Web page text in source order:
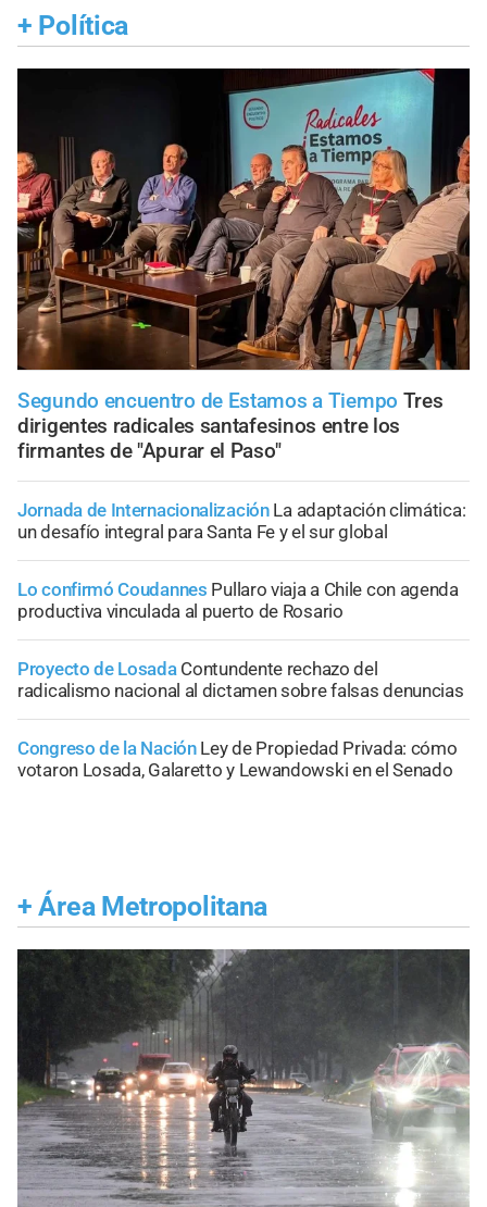
+ Política
Segundo encuentro de Estamos a Tiempo Tres
dirigentes radicales santafesinos entre los
firmantes de "Apurar el Paso"
Jornada de Internacionalización La adaptación climática:
un desafío integral para Santa Fe y el sur global
Lo confirmó Coudannes Pullaro viaja a Chile con agenda
productiva vinculada al puerto de Rosario
Proyecto de Losada Contundente rechazo del
radicalismo nacional al dictamen sobre falsas denuncias
Congreso de la Nación Ley de Propiedad Privada: cómo
votaron Losada, Galaretto y Lewandowski en el Senado
+ Área Metropolitana